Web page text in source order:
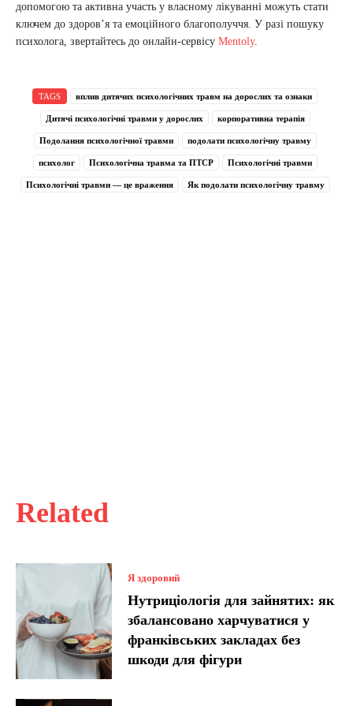
Related
Я здоровий
Нутриціологія для зайнятих: як
збалансовано харчуватися у
франківських закладах без
шкоди для фігури
допомогою та активна участь у власному лікуванні можуть стати
ключем до здоров’я та емоційного благополуччя. У разі пошуку
психолога, звертайтесь до онлайн-сервісу Mentoly.
TAGS вплив дитячих психологічних травм на дорослих та ознаки
Дитячі психологічні травми у дорослих корпоративна терапія
Подолання психологічної травми подолати психологічну травму
психолог Психологічна травма та ПТСР Психологічні травми
Психологічні травми — це враження Як подолати психологічну травму